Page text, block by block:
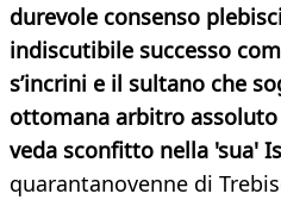
durevole consenso
indiscutibile successo
s’incrini e il sultano che
ottomana arbitro
veda sconfitto nella 'sua'
quarantanovenne di